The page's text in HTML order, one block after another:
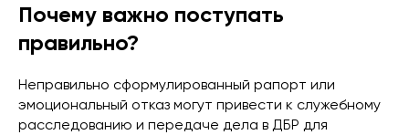
Почему важно поступать
правильно?
Неправильно сформулированный рапорт или
эмоциональный отказ могут привести к служебному
расследованию и передаче дела в ДБР для